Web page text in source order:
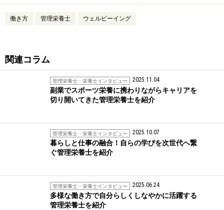
働き方 管理栄養士 ウェルビーイング
関連コラム
管理栄養士・栄養士インタビュー 2025.11.04
副業でスポーツ栄養に携わりながらキャリアを
切り開いてきた管理栄養士を紹介
管理栄養士・栄養士インタビュー 2025.10.07
暮らしと仕事の融合！自らの学びを次世代へ繋
ぐ管理栄養士を紹介
管理栄養士・栄養士インタビュー 2025.06.24
多様な働き方で自分らしくしなやかに活躍する
管理栄養士を紹介